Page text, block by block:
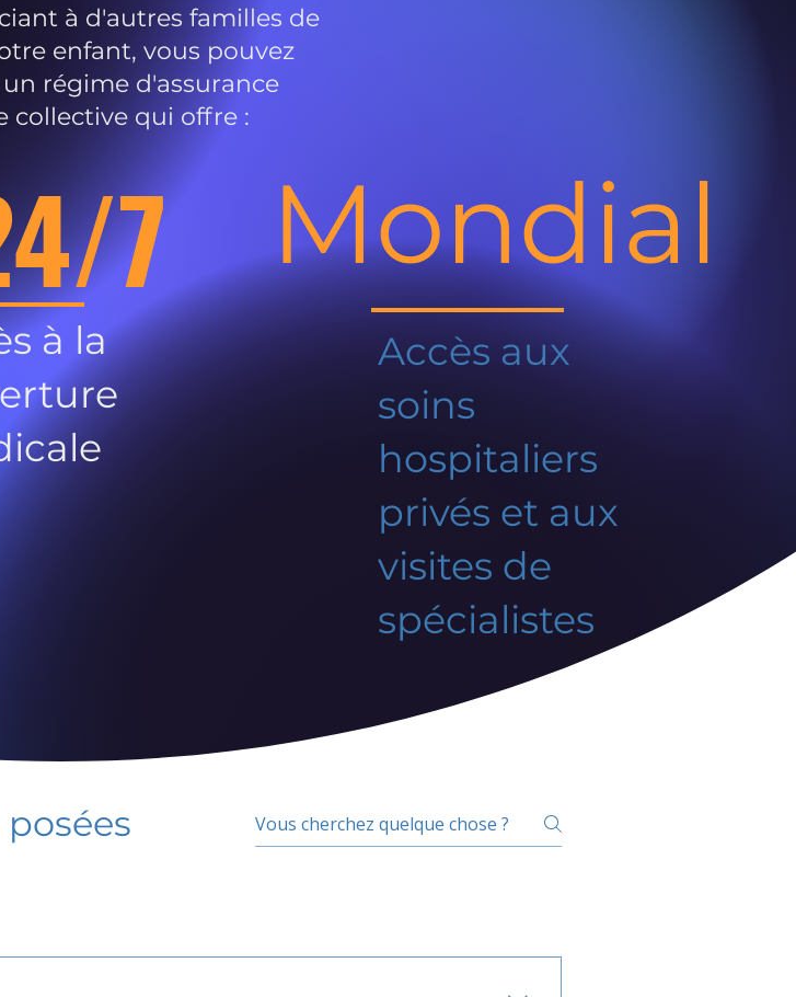
à d'autres familles de
enfant, vous pouvez
régime d'assurance
collective qui offre :
7
à la
Mondial
Accès aux
soins
hospitaliers
privés et aux
visites de
spécialistes